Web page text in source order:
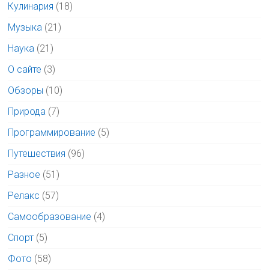
Кулинария (18)
Музыка (21)
Наука (21)
О сайте (3)
Обзоры (10)
Природа (7)
Программирование (5)
Путешествия (96)
Разное (51)
Релакс (57)
Самообразование (4)
Спорт (5)
Фото (58)